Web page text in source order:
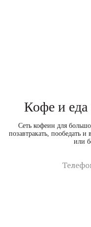
Кофе и еда
Сеть кофеин для
позавтракать, пообедать
или